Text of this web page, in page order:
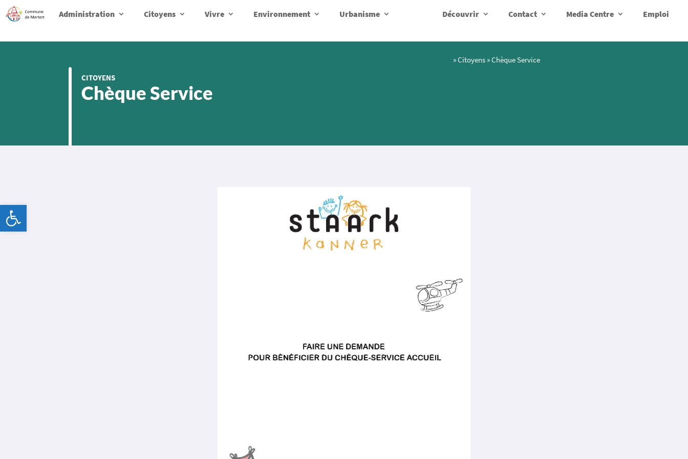
Administration Citoyens Vivre Environnement Urbanisme Découvrir Contact Media Centre Emploi
CITOYENS
Chèque Service
»Citoyens »Chèque Service
Ouvrir la barre d’outils